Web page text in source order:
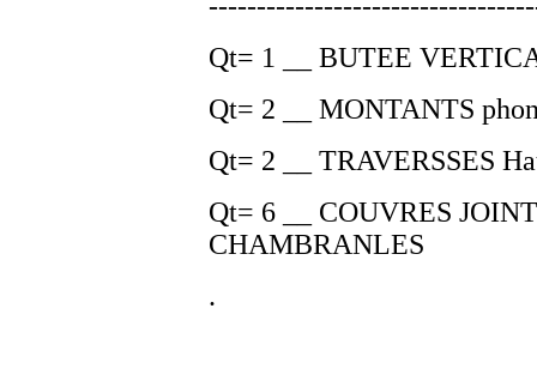
Qt= 1 __ BUTEE
Qt= 2 __ MONTANTS
Qt= 2 __ TRAVERSSES
Qt= 6 __ COUVRES
CHAMBRANLES
.